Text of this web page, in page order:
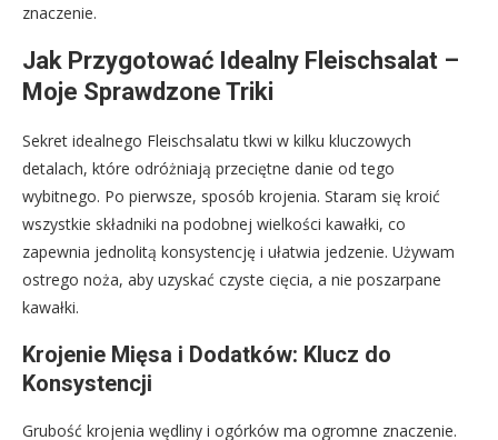
znaczenie.
Jak Przygotować Idealny Fleischsalat –
Moje Sprawdzone Triki
Sekret idealnego Fleischsalatu tkwi w kilku kluczowych
detalach, które odróżniają przeciętne danie od tego
wybitnego. Po pierwsze, sposób krojenia. Staram się kroić
wszystkie składniki na podobnej wielkości kawałki, co
zapewnia jednolitą konsystencję i ułatwia jedzenie. Używam
ostrego noża, aby uzyskać czyste cięcia, a nie poszarpane
kawałki.
Krojenie Mięsa i Dodatków: Klucz do
Konsystencji
Grubość krojenia wędliny i ogórków ma ogromne znaczenie.